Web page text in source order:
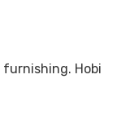
furnishing. Hobi